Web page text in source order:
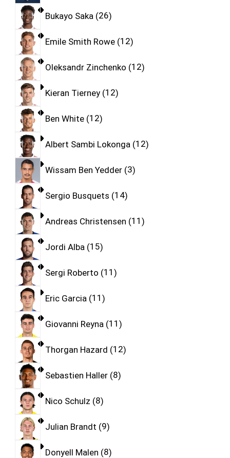
Bukayo Saka 26
Emile Smith Rowe 12
Oleksandr Zinchenko 12
Kieran Tierney 12
Ben White 12
Albert Sambi Lokonga 12
Wissam Ben Yedder 3
Sergio Busquets 14
Andreas Christensen 11
Jordi Alba 15
Sergi Roberto 11
Eric Garcia 11
Giovanni Reyna 11
Thorgan Hazard 12
Sebastien Haller 8
Nico Schulz 8
Julian Brandt 9
Donyell Malen 8